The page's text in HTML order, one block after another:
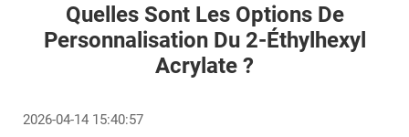
Quelles Sont Les Options De
Personnalisation Du 2-Éthylhexyl
Acrylate ?
2026-04-14 15:40:57